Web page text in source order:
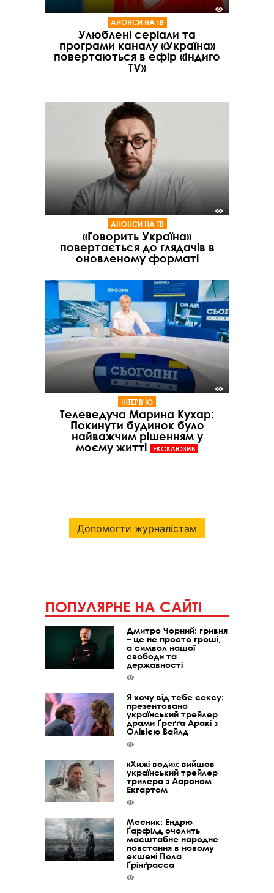
АНОНСИ НА ТВ
Улюблені серіали та
програми каналу «Україна»
повертаються в ефір «Індиго
TV»
АНОНСИ НА ТВ
«Говорить Україна»
повертається до глядачів в
оновленому форматі
ІНТЕРВ'Ю
Телеведуча Марина Кухар:
Покинути будинок було
найважчим рішенням у
моєму житті
ЕКСКЛЮЗИВ
Допомогти журналістам
ПОПУЛЯРНЕ НА САЙТІ
Дмитро Чорний: гривня
– це не просто гроші,
а символ нашої
свободи та
державності
Я хочу від тебе сексу:
презентовано
український трейлер
драми Ґреґґа Аракі з
Олівією Вайлд
«Хижі води»: вийшов
український трейлер
трилера з Аароном
Екгартом
Месник: Ендрю
Ґарфілд очолить
масштабне народне
повстання в новому
екшені Пола
Ґрінґрасса